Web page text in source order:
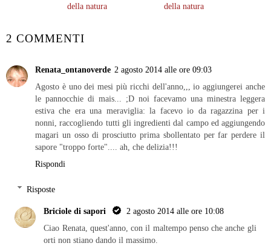
della natura
della natura
2 COMMENTI
Renata_ontanoverde 2 agosto 2014 alle ore 09:03
Agosto è uno dei mesi più ricchi dell'anno,,, io aggiungerei anche
le pannocchie di mais... ;D noi facevamo una minestra leggera
estiva che era una meraviglia: la facevo io da ragazzina per i
nonni, raccogliendo tutti gli ingredienti dal campo ed aggiungendo
magari un osso di prosciutto prima sbollentato per far perdere il
sapore "troppo forte".... ah, che delizia!!!
Rispondi
Risposte
Briciole di sapori
2 agosto 2014 alle ore 10:08
Ciao Renata, quest'anno, con il maltempo penso che anche gli
orti non stiano dando il massimo.